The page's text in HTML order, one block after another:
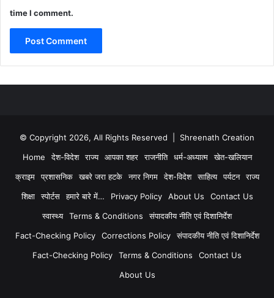
time I comment.
© Copyright 2026, All Rights Reserved | Shreenath Creation
Home
देश-विदेश राज्य आपका शहर राजनीति धर्म-अध्यात्म
खेत-खलियान
क्राइम
प्रशासनिक खबरे जरा हटके नगर निगम देश-विदेश साहित्य पर्यटन
राज्य
शिक्षा
स्पोर्टस हमारे बारे में… Privacy Policy About Us
Contact Us
स्वास्थ्य
Terms & Conditions
संपादकीय नीति एवं दिशानिर्देश
Fact-Checking Policy
Corrections Policy
संपादकीय नीति एवं दिशानिर्देश
Fact-Checking Policy
Terms & Conditions
Contact Us
About Us